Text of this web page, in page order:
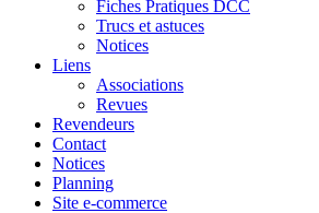
Fiches Pratiques DCC
Trucs et astuces
Notices
Liens
Associations
Revues
Revendeurs
Contact
Notices
Planning
Site e-commerce